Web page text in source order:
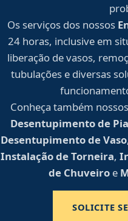
Os serviços dos nossos
24 horas, inclusive em
liberação de vasos,
tubulações e diversas
Conheça também
Desentupimento de Pia
Desentupimento de Vaso,
Instalação de Torneira,
de Chuveiro e
SOLICITE